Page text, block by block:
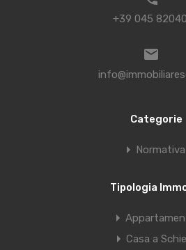
+39 045
Categorie
Normativa
Tipologia
Casa a